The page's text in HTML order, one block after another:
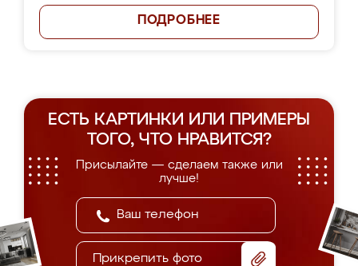
ПОДРОБНЕЕ
ЕСТЬ КАРТИНКИ ИЛИ ПРИМЕРЫ
ТОГО, ЧТО НРАВИТСЯ?
Присылайте — сделаем также или
лучше!
Прикрепить фото